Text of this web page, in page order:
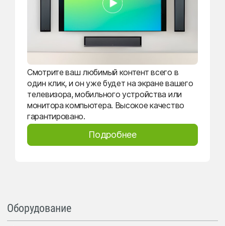
Смотрите ваш любимый контент всего в
один клик, и он уже будет на экране вашего
телевизора, мобильного устройства или
монитора компьютера. Высокое качество
гарантировано.
Подробнее
Оборудование